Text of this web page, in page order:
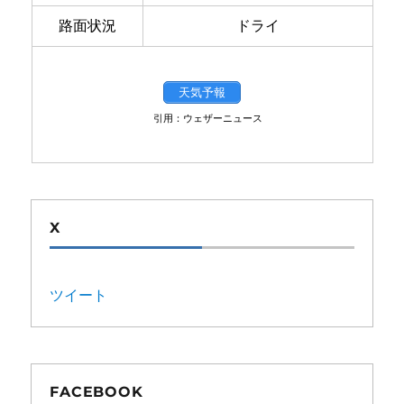
路面状況 ドライ
天気予報
引用：ウェザーニュース
X
ツイート
FACEBOOK